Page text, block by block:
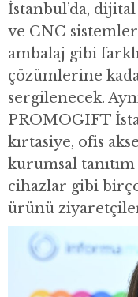
İstanbul’da,
ve CNC
ambalaj gibi
çözümlerine
sergilenecek.
PROMOGIFT
kırtasiye, ofis
kurumsal
cihazlar gibi
ürünü